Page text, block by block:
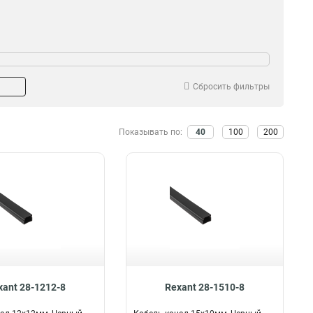
Сбросить фильтры
Показывать по: 40 100 200
28-1212-8 Rexant 28-1510-8